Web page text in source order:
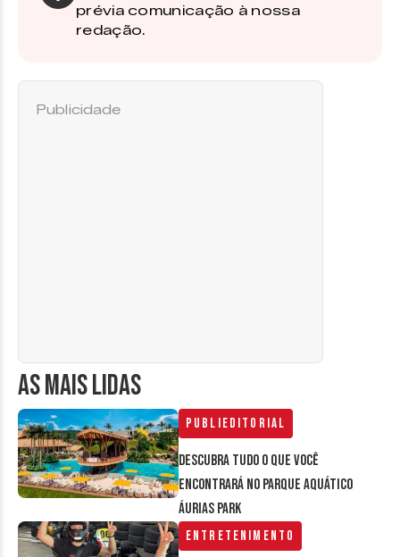
prévia comunicação à nossa
redação.
AS MAIS LIDAS
Publieditorial
Descubra tudo o que você
encontrará no parque aquático
Áurias Park
Entretenimento
Publicidade